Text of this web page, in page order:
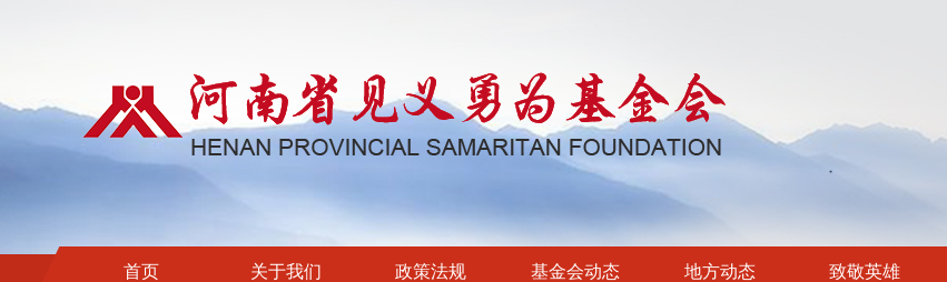
首页 关于我们 政策法规 基金会动态 地方动态 致敬英雄